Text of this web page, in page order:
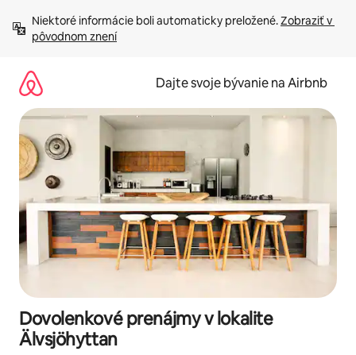
obsah.
Niektoré informácie boli automaticky preložené. Zobraziť v
pôvodnom znení
Dajte svoje bývanie na Airbnb
Dovolenkové prenájmy v lokalite
Älvsjöhyttan